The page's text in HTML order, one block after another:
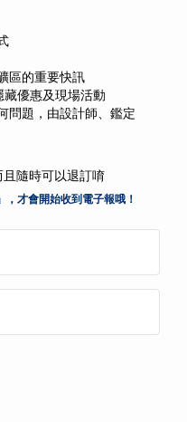
區的重要快訊
藏優惠及現場活動
問題，由設計師、鑑定
隨時可以退訂唷
才會開始收到電子報哦！